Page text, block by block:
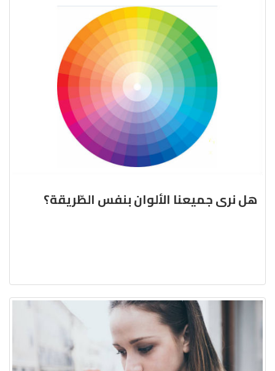
هل نرى جميعنا الألوان بنفس الطّريقة؟